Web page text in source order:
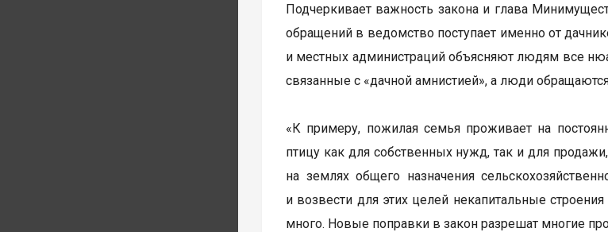
Подчеркивает важность закона и глава
обращений в ведомство поступает именно от
и местных администраций объясняют людям все
связанные с «дачной амнистией», а люди
«К примеру, пожилая семья проживает на
птицу как для собственных нужд, так и для
на землях общего назначения
и возвести для этих целей некапитальные
много. Новые поправки в закон разрешат многие